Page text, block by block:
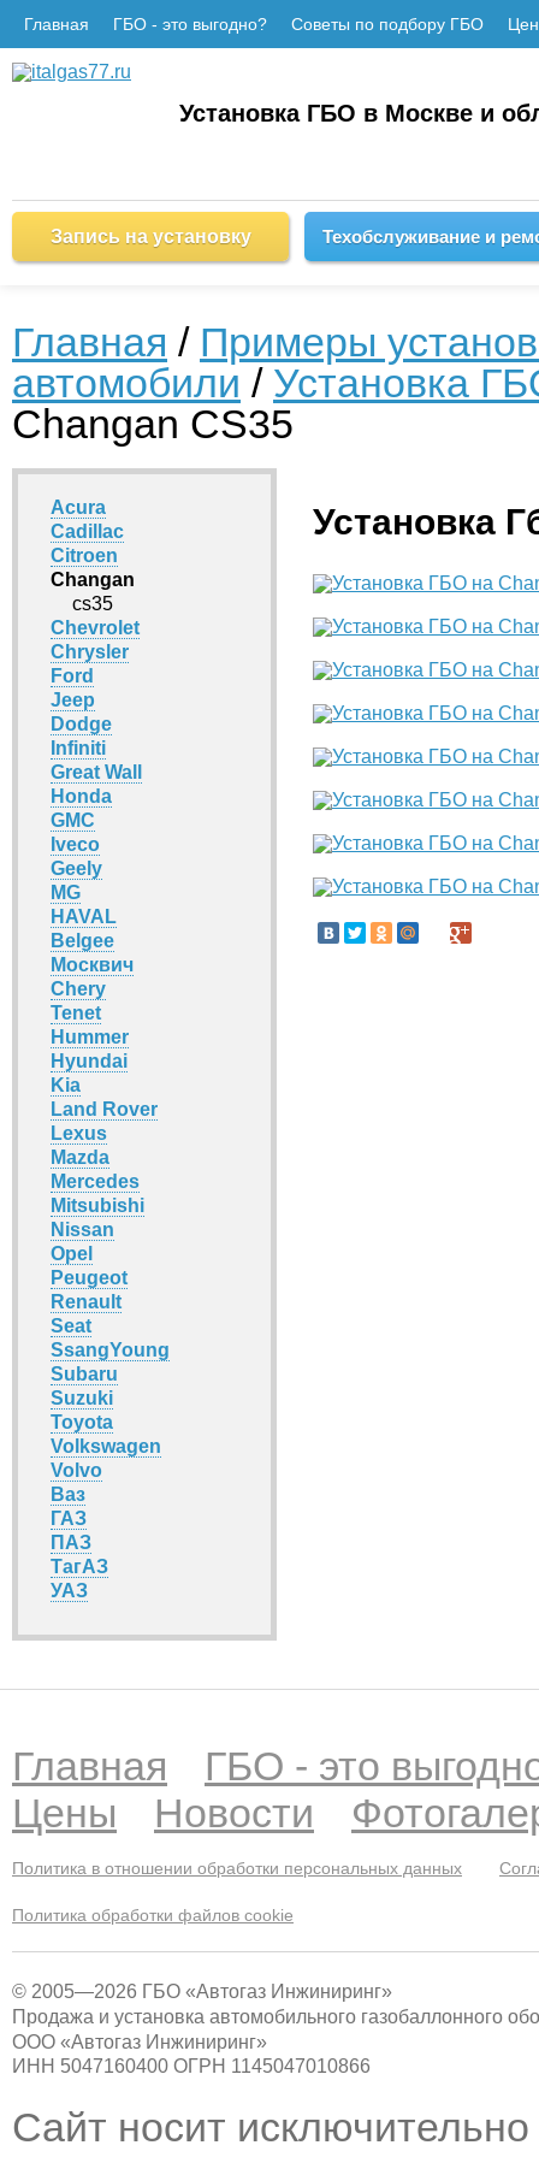
Главная ГБО - это выгодно? Советы по подбору ГБО
Установка ГБО в Москве и
Запись на установку Техобслуживание и
Главная / Примеры
автомобили / Установка
Changan CS35
Acura
Cadillac
Citroen
Changan
cs35
Chevrolet
Chrysler
Ford
Jeep
Dodge
Infiniti
Great Wall
Honda
GMC
Iveco
Geely
MG
HAVAL
Belgee
Москвич
Chery
Tenet
Hummer
Hyundai
Kia
Land Rover
Lexus
Mazda
Mercedes
Mitsubishi
Nissan
Opel
Peugeot
Renault
Seat
SsangYoung
Subaru
Suzuki
Toyota
Volkswagen
Volvo
Ваз
ГАЗ
ПАЗ
ТагАЗ
УАЗ
Установка
Главная
ГБО - это
Цены
Новости
Политика в отношении обработки персональных данных
Политика обработки файлов cookie
© 2005—2026 ГБО «Автогаз Инжиниринг»
Продажа и установка автомобильного газобаллонного
ООО «Автогаз Инжиниринг»
ИНН 5047160400 ОГРН 1145047010866
Сайт носит